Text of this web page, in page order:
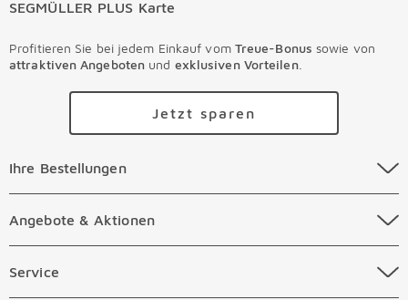
SEGMÜLLER PLUS Karte
Profitieren Sie bei jedem Einkauf vom Treue-Bonus sowie von
attraktiven Angeboten und exklusiven Vorteilen.
Jetzt sparen
Ihre Bestellungen Überspringen
Ihre Bestellungen
Online Zahlungsarten
Angebote & Aktionen Überspringen
Angebote & Aktionen
Service Überspringen
Service